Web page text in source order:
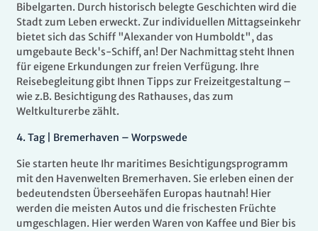
Bibelgarten. Durch historisch belegte Geschichten wird die
Stadt zum Leben erweckt. Zur individuellen Mittagseinkehr
bietet sich das Schiff "Alexander von Humboldt", das
umgebaute Beck's-Schiff, an! Der Nachmittag steht Ihnen
für eigene Erkundungen zur freien Verfügung. Ihre
Reisebegleitung gibt Ihnen Tipps zur Freizeitgestaltung –
wie z.B. Besichtigung des Rathauses, das zum
Weltkulturerbe zählt.
4. Tag | Bremerhaven – Worpswede
Sie starten heute Ihr maritimes Besichtigungsprogramm
mit den Havenwelten Bremerhaven. Sie erleben einen der
bedeutendsten Überseehäfen Europas hautnah! Hier
werden die meisten Autos und die frischesten Früchte
umgeschlagen. Hier werden Waren von Kaffee und Bier bis